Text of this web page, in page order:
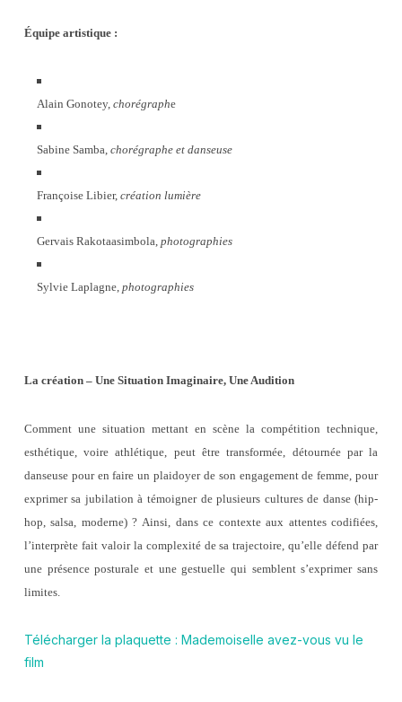
Équipe artistique :
Alain Gonotey, chorégraphe
Sabine Samba, chorégraphe et danseuse
Françoise Libier, création lumière
Gervais Rakotaasimbola, photographies
Sylvie Laplagne, photographies
La création – Une Situation Imaginaire, Une Audition
Comment une situation mettant en scène la compétition technique,
esthétique, voire athlétique, peut être transformée, détournée par la
danseuse pour en faire un plaidoyer de son engagement de femme, pour
exprimer sa jubilation à témoigner de plusieurs cultures de danse (hip-
hop, salsa, moderne) ? Ainsi, dans ce contexte aux attentes codifiées,
l’interprète fait valoir la complexité de sa trajectoire, qu’elle défend par
une présence posturale et une gestuelle qui semblent s’exprimer sans
limites.
Télécharger la plaquette : Mademoiselle avez-vous vu le
film